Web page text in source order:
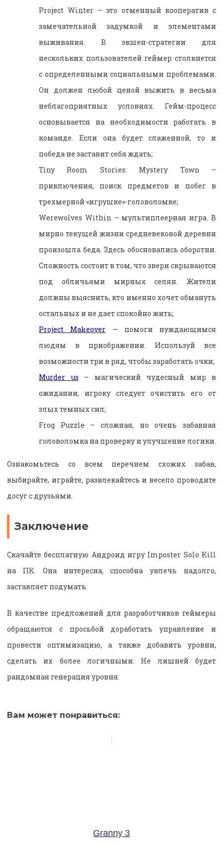
Project Winter – это отменный кооператив с
замечательной задумкой и элементами
выживания. В экшен-стратегии для
нескольких пользователей геймер столкнется
с определенными социальными проблемами.
Он должен любой ценой выжить в весьма
неблагоприятных условиях. Гейм-процесс
основывается на необходимости работать в
команде. Если она будет слаженной, то и
победа не заставит себя ждать;
Tiny Room Stories: Mystery Town –
приключения, поиск предметов и побег в
трехмерной «игрушке»-головоломке;
Werewolves Within – мультиплеерная игра. В
мирно текущей жизни средневековой деревни
произошла беда. Здесь обосновались оборотни.
Сложность состоит в том, что звери скрываются
под обличьями мирных селян. Жители
должны выяснить, кто именно хочет обмануть
остальных и не дает спокойно жить;
Project Makeover — помоги нуждающимся
людям в приображении. Используй все
возможности три в ряд, чтобы заработать очки;
Murder us – магический чудесный мир в
ожидании, игроку следует очистить его от
злых темных сил;
Frog Puzzle – сложная, но очень забавная
головоломка на проверку и улучшение логики.
Ознакомьтесь со всем перечнем схожих забав,
выбирайте, играйте, развлекайтесь и весело проводите
досуг с друзьями.
Заключение
Скачайте бесплатную Андроид игру Imposter Solo Kill
на ПК. Она интересна, способна увлечь надолго,
заставляет подумать.
В качестве предложений для разработчиков геймеры
обращаются с просьбой доработать управление и
провести оптимизацию, а также добавить уровни,
сделать их более логичными. Не лишней будет
рандомная генерация уровня.
Вам может понравиться:
Granny 3